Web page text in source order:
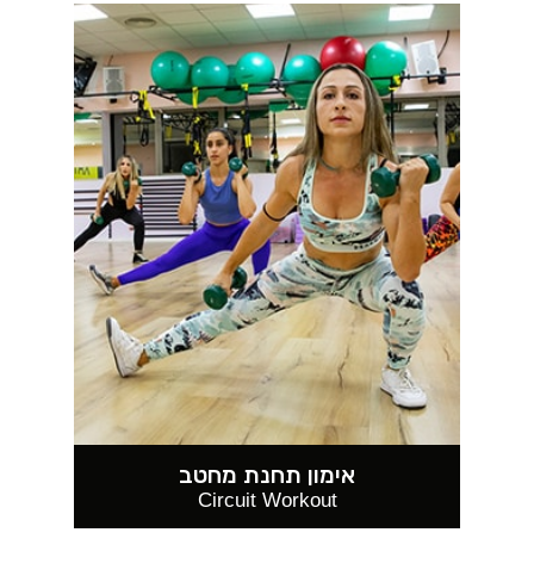
אימון תחנת מחטב
Circuit Workout